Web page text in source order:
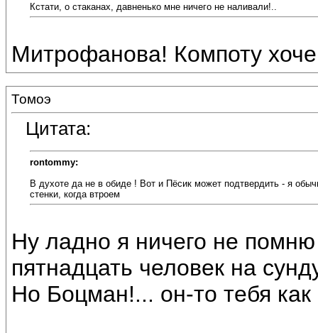
Кстати, о стаканах, давненько мне ничего не наливали!..
Митрофанова! Компоту
Томоэ
Цитата:
rontommy:
В духоте да не в обиде ! Вот и Пёсик может подтвердить - я
стенки, когда втроем
Ну ладно я ничего не
пятнадцать человек на
Но Боцман!... он-то тебя